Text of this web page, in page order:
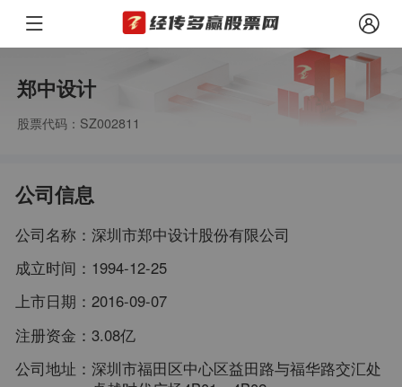
郑中设计
股票代码：SZ002811
公司信息
公司名称： 深圳市郑中设计股份有限公司
成立时间： 1994-12-25
上市日期： 2016-09-07
注册资金： 3.08亿
公司地址： 深圳市福田区中心区益田路与福华路交汇处